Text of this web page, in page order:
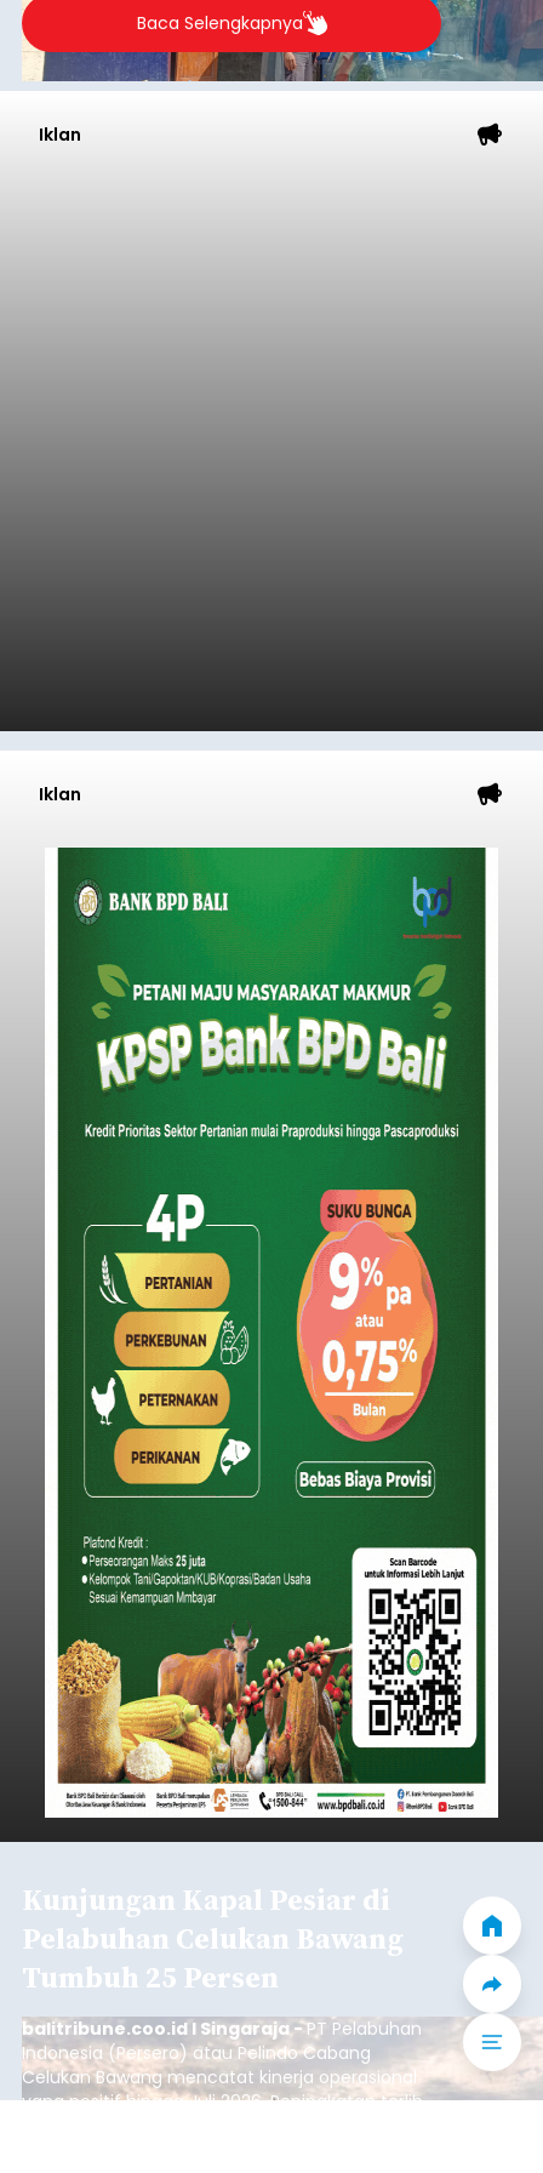
Baca Selengkapnya
Iklan
Iklan
Kunjungan Kapal Pesiar di
Pelabuhan Celukan Bawang
Tumbuh 25 Persen
balitribune.coo.id I Singaraja -PT Pelabuhan
Indonesia (Persero) atau Pelindo Cabang
Celukan Bawang mencatat kinerja operasional
yang positif hingga Juli 2026. Peningkatan terlihat